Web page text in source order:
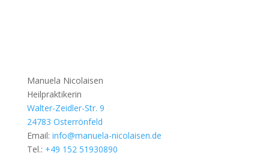
Manuela Nicolaisen
Heilpraktikerin
Walter-Zeidler-Str. 9
24783 Osterrönfeld
Email: info@manuela-nicolaisen.de
Tel.: +49 152 51930890